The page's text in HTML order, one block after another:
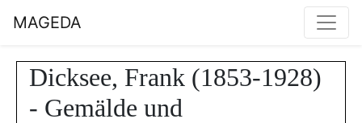
MAGEDA
Dicksee, Frank (1853-1928)
- Gemälde und